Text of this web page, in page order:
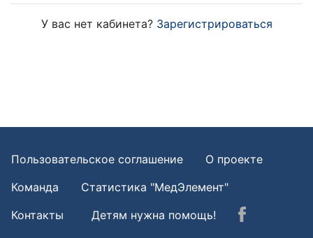
У вас нет кабинета? Зарегистрироваться
Пользовательское соглашение
О проекте
Команда
Статистика "МедЭлемент"
Контакты
Детям нужна помощь!